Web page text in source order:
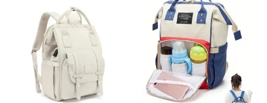
variations.
Les
options
peuvent
être
choisies
sur
plusieurs
variations.
Les
options
peuvent
être
choisies